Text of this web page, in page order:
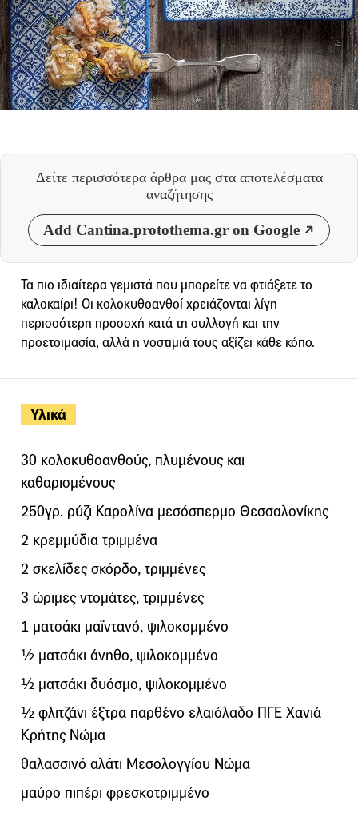
Δείτε περισσότερα άρθρα μας στα αποτελέσματα
αναζήτησης
Add Cantina.protothema.gr on Google
Υλικά
30 κολοκυθοανθούς, πλυμένους και
καθαρισμένους
250γρ. ρύζι Καρολίνα μεσόσπερμο Θεσσαλονίκης
2 κρεμμύδια τριμμένα
2 σκελίδες σκόρδο, τριμμένες
3 ώριμες ντομάτες, τριμμένες
1 ματσάκι μαϊντανό, ψιλοκομμένο
½ ματσάκι άνηθο, ψιλοκομμένο
½ ματσάκι δυόσμο, ψιλοκομμένο
½ φλιτζάνι έξτρα παρθένο ελαιόλαδο ΠΓΕ Χανιά
Κρήτης Νώμα
θαλασσινό αλάτι Μεσολογγίου Νώμα
μαύρο πιπέρι φρεσκοτριμμένο
Τα πιο ιδιαίτερα γεμιστά που μπορείτε να φτιάξετε το
καλοκαίρι! Οι κολοκυθοανθοί χρειάζονται λίγη
περισσότερη προσοχή κατά τη συλλογή και την
προετοιμασία, αλλά η νοστιμιά τους αξίζει κάθε κόπο.